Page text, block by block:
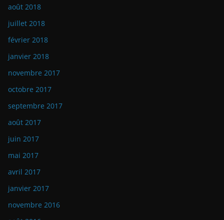
août 2018
juillet 2018
février 2018
janvier 2018
novembre 2017
octobre 2017
septembre 2017
août 2017
juin 2017
mai 2017
avril 2017
janvier 2017
novembre 2016